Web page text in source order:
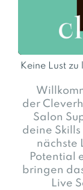
Keine Lust
der
Salon
deine Skills
nächste
Potential
bringen
Live